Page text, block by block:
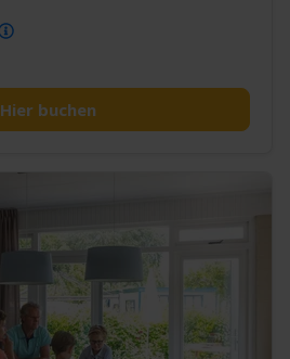
Hier buchen